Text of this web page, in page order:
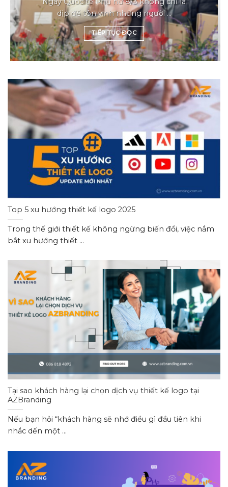
dịp để tôn vinh những người ...
TIẾP TỤC ĐỌC
Top 5 xu hướng thiết kế logo 2025
Trong thế giới thiết kế không ngừng biến đổi, việc nắm
bắt xu hướng thiết ...
Tại sao khách hàng lại chọn dịch vụ thiết kế logo tại
AZBranding
Nếu bạn hỏi “khách hàng sẽ nhớ điều gì đầu tiên khi
nhắc dến một ...